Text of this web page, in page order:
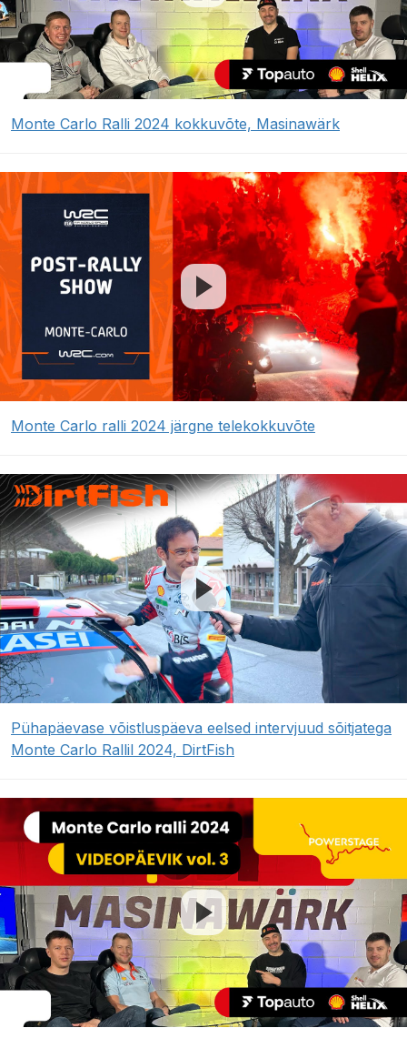
Monte Carlo Ralli 2024 kokkuvõte, Masinawärk
Monte Carlo ralli 2024 järgne telekokkuvõte
Pühapäevase võistluspäeva eelsed intervjuud sõitjatega
Monte Carlo Rallil 2024, DirtFish